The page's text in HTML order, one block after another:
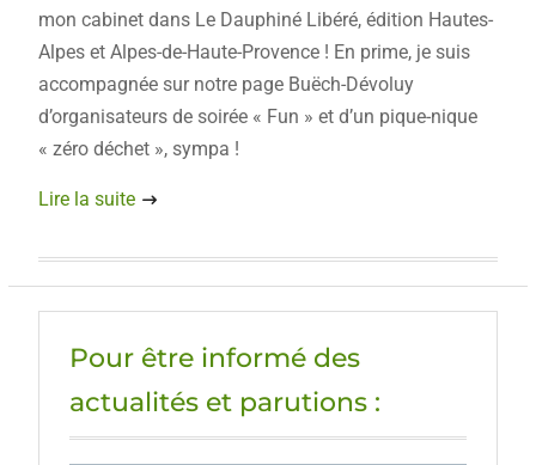
mon cabinet dans Le Dauphiné Libéré, édition Hautes-
Alpes et Alpes-de-Haute-Provence ! En prime, je suis
accompagnée sur notre page Buëch-Dévoluy
d’organisateurs de soirée « Fun » et d’un pique-nique
« zéro déchet », sympa !
Lire la suite
Pour être informé des
actualités et parutions :